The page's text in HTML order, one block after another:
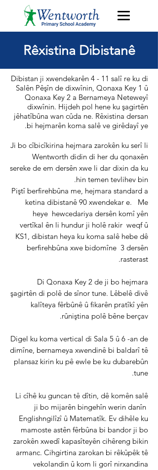
Rêxistina Dibistanê
Dibistan ji xwendekarên 4 - 11 salî re ku di
Salên Pêşîn de dixwînin, Qonaxa Key 1 û
Qonaxa Key 2 a Bernameya Neteweyî
dixwînin. Hijdeh pol hene ku şagirtên
jêhatîbûna wan cûda ne. Rêxistina dersan
bi hejmarên koma salê ve girêdayî ye.
Ji bo cîbicîkirina hejmara zarokên ku serî li
Wentworth didin di her du qonaxên
sereke de em dersên xwe li dar dixin da ku
hin temen tevlihev bin.
Piştî berfirehbûna me, hejmara standard a
ketina dibistanê 90 xwendekar e.
Me
heye hewcedariya dersên komî yên
vertîkal ên li hundur ji holê rakir weqf û
KS1, dibistan heya ku koma salê hebe dê
berfirehbûna xwe bidomîne 3 dersên
rasterast.
Di Qonaxa Key 2 de ji bo hejmara
şagirtên di polê de sînor tune. Lêbelê divê
kalîteya fêrbûnê û fikarên pratîkî yên
rûniştina polê bêne berçav.
Digel ku koma vertical di Sala 5 û 6 -an de
dimîne, bernameya xwendinê bi baldarî tê
plansaz kirin ku pê ewle be ku dubarebûn
tune.
Li cîhê ku guncan tê dîtin, dê komên salê
ji bo mijarên bingehîn werin danîn
Englishngilîzî û Matematîk. Ev dihêle ku
mamoste astên fêrbûna bi bandor ji bo
zarokên xwedî kapasîteyên cihêreng bikin
armanc. Cihgirtina zarokan bi rêkûpêk tê
vekolandin û kom li gorî nirxandina